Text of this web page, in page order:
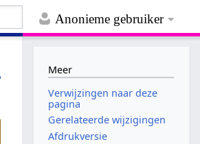
Anonieme gebruiker
Meer
Verwijzingen naar deze
pagina
Gerelateerde wijzigingen
Afdrukversie